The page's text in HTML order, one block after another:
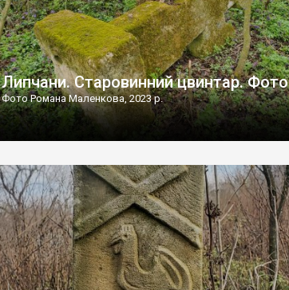
Липчани. Старовинний цвинтар. Фото
Фото Романа Маленкова, 2023 р.